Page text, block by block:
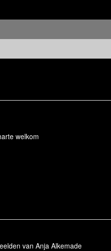
welkom
van Anja Alkemade